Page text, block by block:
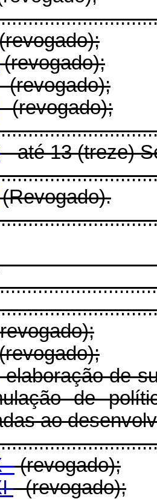
(revogado);
(revogado);
- até 13 (treze)
elaboração de
de
ao
-(revogado);
- (revogado);